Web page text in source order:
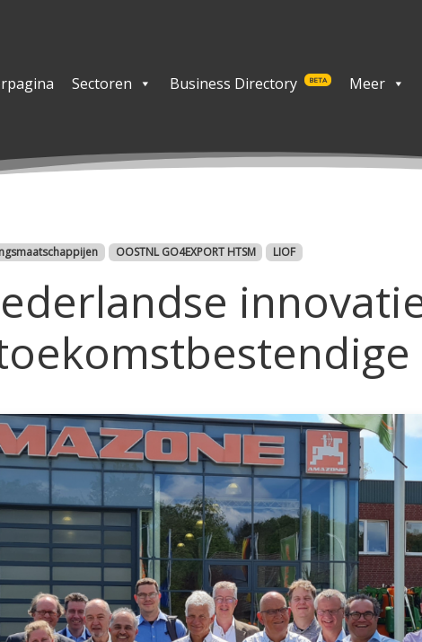
Sectoren Business Directory BETA Meer
OOSTNL GO4EXPORT HTSM LIOF